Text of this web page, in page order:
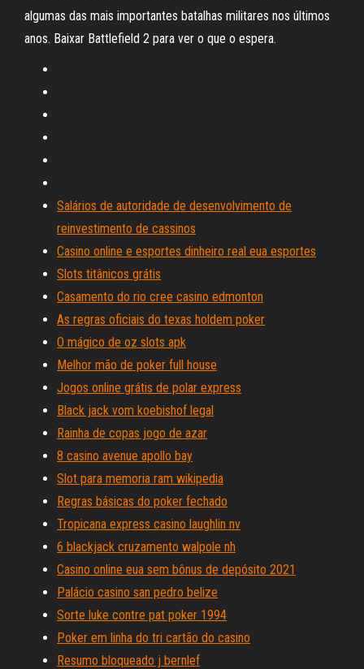
algumas das mais importantes batalhas militares nos últimos
anos. Baixar Battlefield 2 para ver o que o espera.
Salários de autoridade de desenvolvimento de
reinvestimento de cassinos
Casino online e esportes dinheiro real eua esportes
Slots titânicos grátis
Casamento do rio cree casino edmonton
As regras oficiais do texas holdem poker
O mágico de oz slots apk
Melhor mão de poker full house
Jogos online grátis de polar express
Black jack vom koebishof legal
Rainha de copas jogo de azar
8 casino avenue apollo bay
Slot para memoria ram wikipedia
Regras básicas do poker fechado
Tropicana express casino laughlin nv
6 blackjack cruzamento walpole nh
Casino online eua sem bônus de depósito 2021
Palácio casino san pedro belize
Sorte luke contre pat poker 1994
Poker em linha do tri cartão do casino
Resumo bloqueado j bernlef